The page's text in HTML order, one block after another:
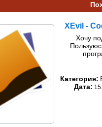
XEvil -
Хочу
Категория:
Дата: